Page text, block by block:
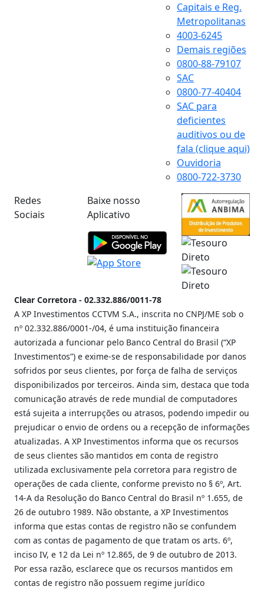
Capitais e Reg.
Metropolitanas
4003-6245
Demais regiões
0800-88-79107
SAC
0800-77-40404
SAC para
deficientes
auditivos ou de
fala (clique aqui)
Ouvidoria
0800-722-3730
Redes
Sociais
Baixe nosso
Aplicativo
Clear Corretora - 02.332.886/0011-78
A XP Investimentos CCTVM S.A., inscrita no CNPJ/ME sob o
nº 02.332.886/0001-/­04, é uma instituição financeira
autorizada a funcionar pelo Banco Central do Brasil (“XP
Investimentos”) e exime-se de responsabilidade por danos
sofridos por seus clientes, por força de falha de serviços
disponibilizados por terceiros. Ainda sim, destaca que toda
comunicação através de rede mundial de computadores
está sujeita a interrupções ou atrasos, podendo impedir ou
prejudicar o envio de ordens ou a recepção de informações
atualizadas. A XP Investimentos informa que os recursos
de seus clientes são mantidos em conta de registro
utilizada exclusivamente pela corretora para registro de
operações de cada cliente, conforme previsto no § 6º, Art.
14-A da Resolução do Banco Central do Brasil nº 1.655, de
26 de outubro 1989. Não obstante, a XP Investimentos
informa que estas contas de registro não se confundem
com as contas de pagamento de que tratam os arts. 6º,
inciso IV, e 12 da Lei nº 12.865, de 9 de outubro de 2013.
Por essa razão, esclarece que os recursos mantidos em
contas de registro não possuem regime jurídico